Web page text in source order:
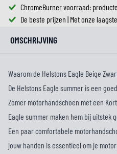
ChromeBurner voorraad:
De beste prijzen | Met onze
OMSCHRIJVING
Waarom de Helstons Eagle Beige
De Helstons Eagle summer is een
Zomer motorhandschoen met een
Eagle summer maken hem bij uitstek
Een paar comfortabele
jouw handen is essentieel om je